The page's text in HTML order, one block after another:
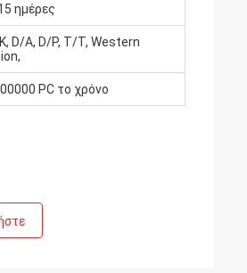
ημέρες
D/A, D/P, T/T, Western
PC το χρόνο